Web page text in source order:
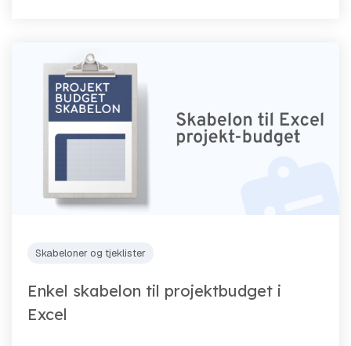
Skabeloner og tjeklister
Enkel skabelon til projektbudget i
Excel